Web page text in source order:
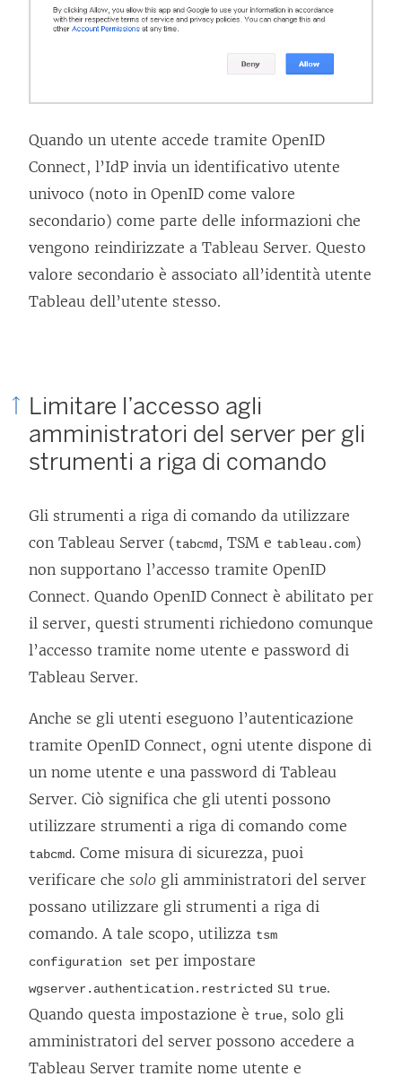
Quando un utente accede tramite OpenID
Connect, l’IdP invia un identificativo utente
univoco (noto in OpenID come valore
secondario) come parte delle informazioni che
vengono reindirizzate a Tableau Server. Questo
valore secondario è associato all’identità utente
Tableau dell’utente stesso.
Limitare l’accesso agli
amministratori del server per gli
strumenti a riga di comando
Gli strumenti a riga di comando da utilizzare
con Tableau Server (tabcmd, TSM e tableau.com)
non supportano l’accesso tramite OpenID
Connect. Quando OpenID Connect è abilitato per
il server, questi strumenti richiedono comunque
l’accesso tramite nome utente e password di
Tableau Server.
Anche se gli utenti eseguono l’autenticazione
tramite OpenID Connect, ogni utente dispone di
un nome utente e una password di Tableau
Server. Ciò significa che gli utenti possono
utilizzare strumenti a riga di comando come
tabcmd. Come misura di sicurezza, puoi
verificare che solo gli amministratori del server
possano utilizzare gli strumenti a riga di
comando. A tale scopo, utilizza tsm
configuration set per impostare
wgserver.authentication.restricted su true.
Quando questa impostazione è true, solo gli
amministratori del server possono accedere a
Tableau Server tramite nome utente e